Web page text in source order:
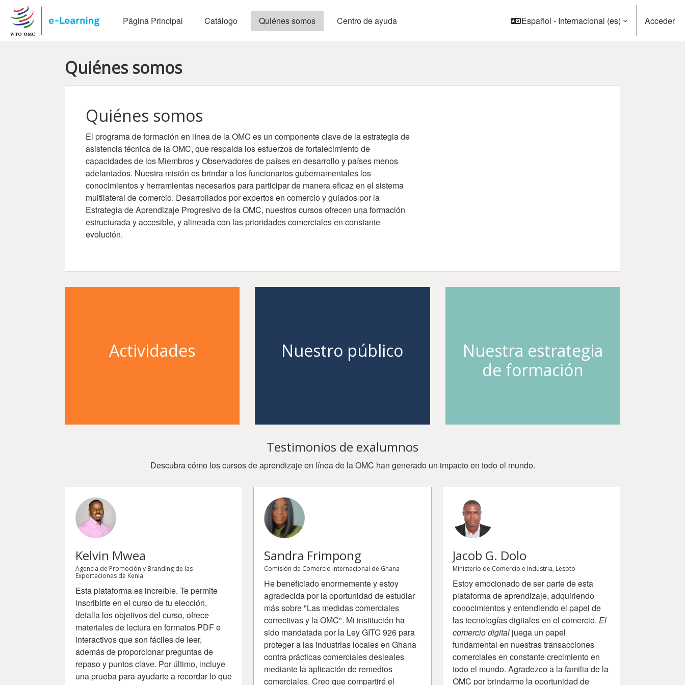
Salta al contenido principal
Página Principal
Catálogo Quiénes somos Centro de ayuda Español - Internacional ‎(es)‎ Acceder
Quiénes somos
Quiénes somos
El programa de formación en línea de la OMC es un componente clave de la estrategia de
asistencia técnica de la OMC, que respalda los esfuerzos de fortalecimiento de
capacidades de los Miembros y Observadores de países en desarrollo y países menos
adelantados. Nuestra misión es brindar a los funcionarios gubernamentales los
conocimientos y herramientas necesarios para participar de manera eficaz en el sistema
multilateral de comercio. Desarrollados por expertos en comercio y guiados por la
Estrategia de Aprendizaje Progresivo de la OMC, nuestros cursos ofrecen una formación
estructurada y accesible, y alineada con las prioridades comerciales en constante
evolución.
Actividades Nuestro público
Nuestra estrategia
de formación
Testimonios de exalumnos
Descubra cómo los cursos de aprendizaje en línea de la OMC han generado un impacto en todo el mundo.
Kelvin Mwea
Agencia de Promoción y Branding de las
Exportaciones de Kenia
Esta plataforma es increíble. Te permite
inscribirte en el curso de tu elección,
detalla los objetivos del curso, ofrece
materiales de lectura en formatos PDF e
interactivos que son fáciles de leer,
además de proporcionar preguntas de
repaso y puntos clave. Por último, incluye
una prueba para ayudarte a recordar lo que
Sandra Frimpong
Comisión de Comercio Internacional de Ghana
He beneficiado enormemente y estoy
agradecida por la oportunidad de estudiar
más sobre "Las medidas comerciales
correctivas y la OMC". Mi institución ha
sido mandatada por la Ley GITC 926 para
proteger a las industrias locales en Ghana
contra prácticas comerciales desleales
mediante la aplicación de remedios
comerciales. Creo que compartiré el
Jacob G. Dolo
Ministerio de Comercio e Industria, Lesoto
Estoy emocionado de ser parte de esta
plataforma de aprendizaje, adquiriendo
conocimientos y entendiendo el papel de
las tecnologías digitales en el comercio. El
comercio digital juega un papel
fundamental en nuestras transacciones
comerciales en constante crecimiento en
todo el mundo. Agradezco a la familia de la
OMC por brindarme la oportunidad de